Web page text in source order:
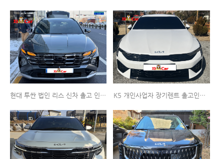
현대 투싼 법인 리스 신차 출고 인증 !! K5 개인사업자 장기렌트 출고인증 !!